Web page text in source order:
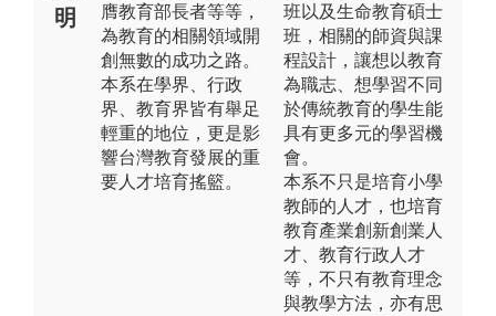
明
膺教育部長者等等，
為教育的相關領域開
創無數的成功之路。
本系在學界、行政
界、教育界皆有舉足
輕重的地位，更是影
響台灣教育發展的重
要人才培育搖籃。
班以及生命教育碩士
班，相關的師資與課
程設計，讓想以教育
為職志、想學習不同
於傳統教育的學生能
具有更多元的學習機
會。
本系不只是培育小學
教師的人才，也培育
教育產業創新創業人
才、教育行政人才
等，不只有教育理念
與教學方法，亦有思